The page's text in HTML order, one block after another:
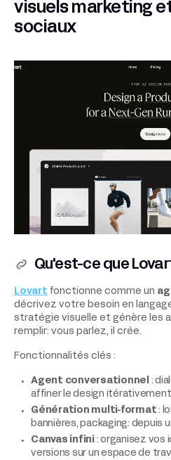
visuels marketing
sociaux
Qu'est-ce que
Lovart fonctionne comme un
décrivez votre besoin en
stratégie visuelle et génère les
remplir: vous parlez, il crée.
Fonctionnalités clés :
Agent conversationnel
:
affiner le design itérativement
Génération multi-format :
bannières, packaging: depuis
Canvas infini: organisez vos
versions sur un espace de